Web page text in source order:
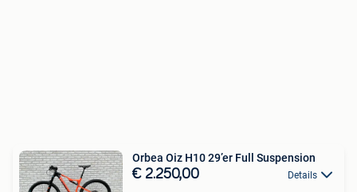
Orbea Oiz H10 29’er Full Suspension
€ 2.250,00 Details